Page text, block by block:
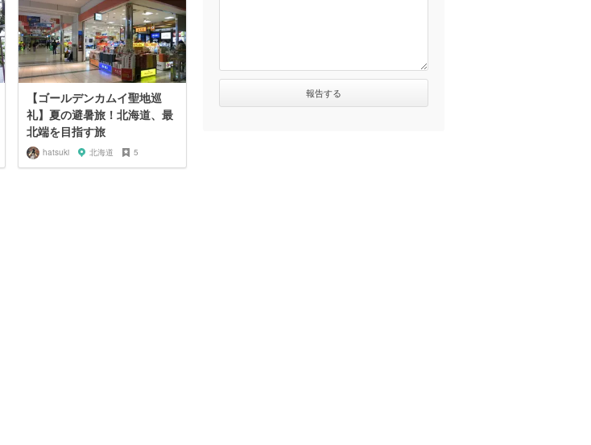
【ゴールデンカムイ聖地巡
礼】夏の避暑旅！北海道、最
北端を目指す旅
hatsuki 北海道 5